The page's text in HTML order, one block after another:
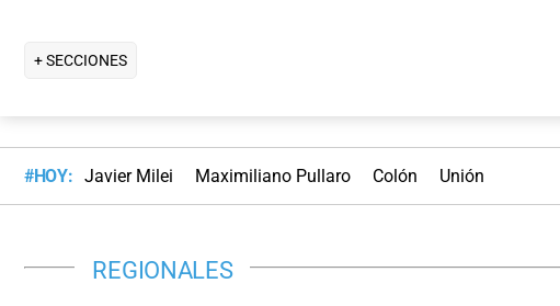
+ SECCIONES
#HOY: Javier Milei Maximiliano Pullaro Colón Unión
REGIONALES